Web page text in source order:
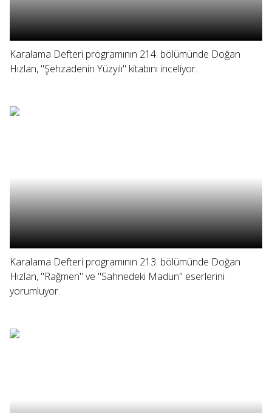
Karalama Defteri programının 214. bölümünde Doğan
Hızlan, "Şehzadenin Yüzyılı" kitabını inceliyor.
Karalama Defteri programının 213. bölümünde Doğan
Hızlan, "Rağmen" ve "Sahnedeki Madun" eserlerini
yorumluyor.